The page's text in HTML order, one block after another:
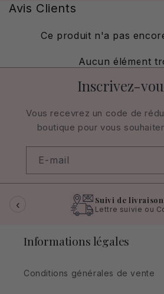
Avis Clients
Ce produit n'a pas
Aucun élément
Inscrivez-
Vous recevrez un code de
boutique pour vous
E-mail
‹ Suivi de livraison
Lettre suivie ou
Informations légales
Conditions générales de vente